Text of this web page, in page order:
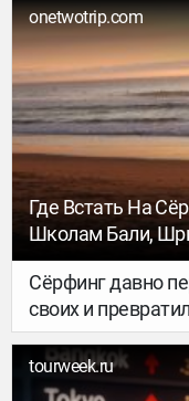
корректируют
цены на билеты
больше
направления.
тревел-сфере.
onetwotrip.com
Где Встать На
Школам Бали,
Сёрфинг давно
своих и
отдыха. Сегодня
через
людей,
tourweek.ru